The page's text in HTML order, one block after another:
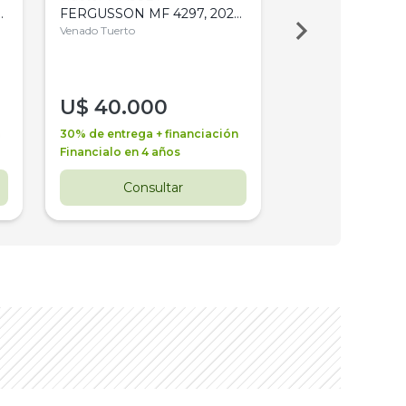
FERGUSSON MF 4297, 2020,
4WD, PATON
Venado Tuerto
U$ 40.000
30% de entrega + financiación
Financialo en 4 años
Consultar
Venado Tuerto